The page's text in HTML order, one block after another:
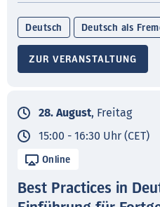
Deutsch Deutsch als
ZUR VERANSTALTUNG
28. August, Freitag
15:00 - 16:30 Uhr (CET)
Online
Best Practices in